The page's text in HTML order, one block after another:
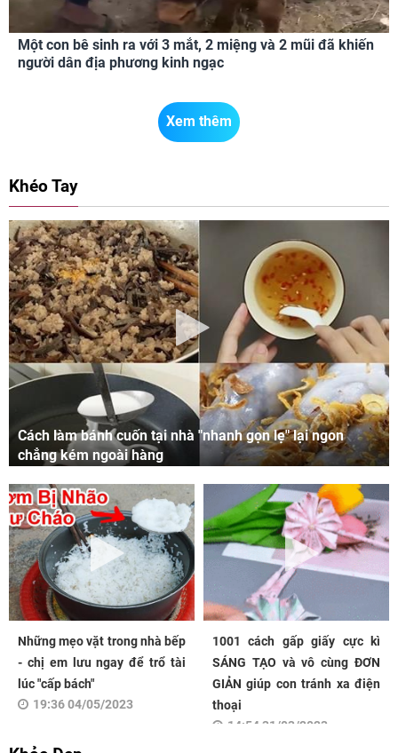
Một con bê sinh ra với 3 mắt, 2 miệng và 2 mũi đã khiến
người dân địa phương kinh ngạc
Xem thêm
Khéo Tay
Cách làm bánh cuốn tại nhà "nhanh gọn lẹ" lại ngon
chẳng kém ngoài hàng
Những mẹo vặt trong nhà bếp
- chị em lưu ngay để trổ tài
lúc "cấp bách"
19:36 04/05/2023
1001 cách gấp giấy cực kì
SÁNG TẠO và vô cùng ĐƠN
GIẢN giúp con tránh xa điện
thoại
14:54 31/03/2023